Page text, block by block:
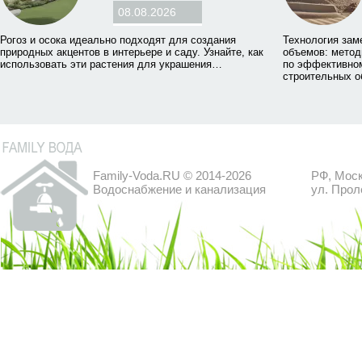
08.08.2026
Рогоз и осока идеально подходят для создания
природных акцентов в интерьере и саду. Узнайте, как
использовать эти растения для украшения…
Технология
объемов:
по
строительных
Family-Voda.RU © 2014-2026
Водоснабжение и канализация
РФ,
ул.